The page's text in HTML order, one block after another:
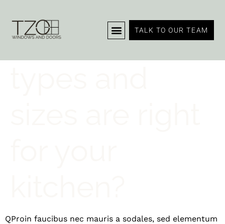
TALK TO OUR TEAM
What sink
QProin faucibus nec mauris a sodales, sed elementum